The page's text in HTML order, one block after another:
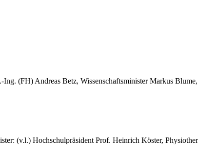
(FH) Andreas Betz, Wissenschaftsminister Markus
(v.l.) Hochschulpräsident Prof. Heinrich Köster,